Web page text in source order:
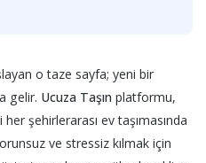
o taze sayfa; yeni bir
gelir. Ucuza Taşın platformu,
her şehirlerarası ev taşımasında
ve stressiz kılmak için